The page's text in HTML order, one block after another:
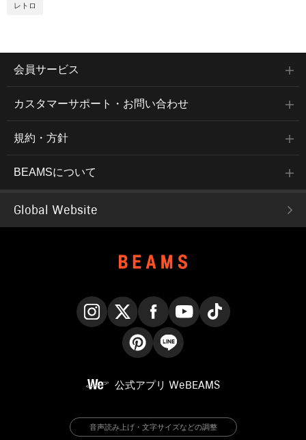
レトロ
会員サービス
カスタマーサポート・お問い合わせ
規約・方針
BEAMSについて
Global Website
公式アプリ WeBEAMS
音声読み上げ・文字サイズなどの調整